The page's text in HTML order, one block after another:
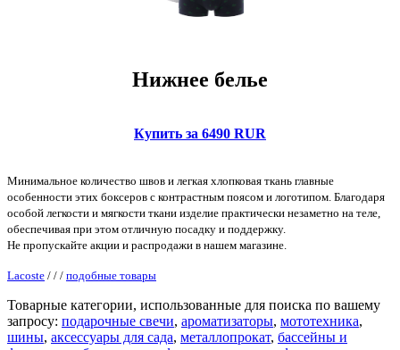
Нижнее белье
Купить за 6490 RUR
Минимальное количество швов и легкая хлопковая ткань главные
особенности этих боксеров с контрастным поясом и логотипом. Благодаря
особой легкости и мягкости ткани изделие практически незаметно на теле,
обеспечивая при этом отличную посадку и поддержку.
Не пропускайте акции и распродажи в нашем магазине.
Lacoste / / / подобные товары
Товарные категории, использованные для поиска по вашему
запросу: подарочные свечи, ароматизаторы, мототехника,
шины, аксессуары для сада, металлопрокат, бассейны и